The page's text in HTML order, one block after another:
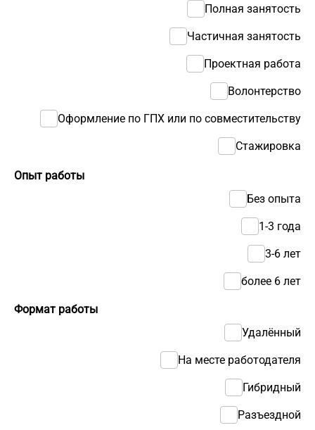
Полная занятость
Частичная занятость
Проектная работа
Волонтерство
Оформление по ГПХ или по совместительству
Стажировка
Опыт работы
Без опыта
1-3 года
3-6 лет
более 6 лет
Формат работы
Удалённый
На месте работодателя
Гибридный
Разъездной